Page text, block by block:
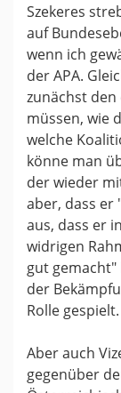
Szekeres
auf
wenn ich
der APA.
zunächst
müssen, wie
welche
könne man
der wieder
aber, dass er
aus, dass er
widrigen
gut gemacht"
der
Rolle gespielt.
Aber auch
gegenüber